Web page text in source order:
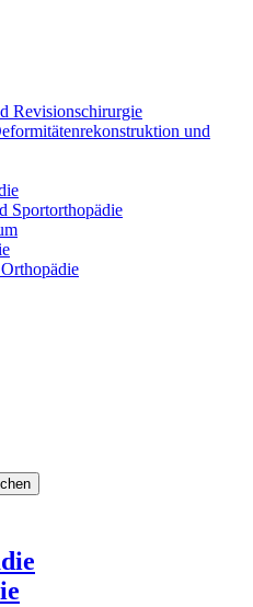
Revisionschirurgie
und
Sportorthopädie